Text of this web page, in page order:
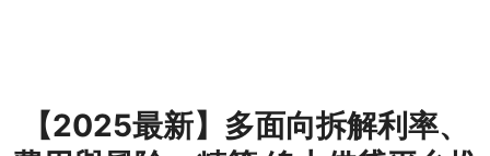
【2025最新】多面向拆解利率、